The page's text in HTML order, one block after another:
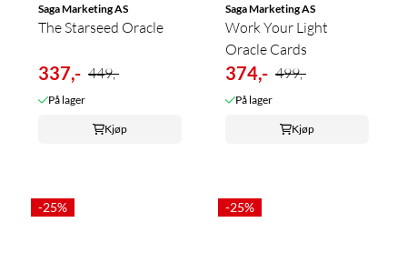
Saga Marketing AS
The Starseed Oracle
337,- 449,-
På lager
Kjøp
Saga Marketing AS
Work Your Light
Oracle Cards
374,- 499,-
På lager
Kjøp
-25% -25%